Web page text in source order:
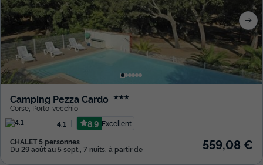
Camping Pezza Cardo ★★★
Corse Porto-vecchio
4.1
8.9 Excellent
CHALET 5 personnes
Du 29 août au 5 sept., 7 nuits, à partir de 559,08 €